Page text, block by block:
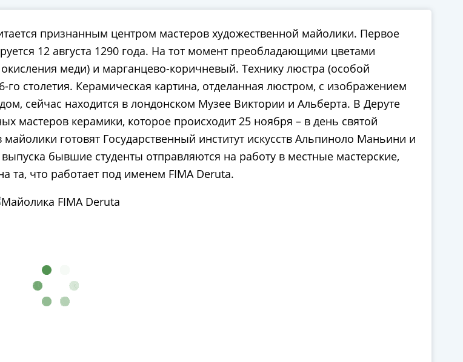
признанным центром мастеров художественной майолики. Первое
12 августа 1290 года. На тот момент преобладающими цветами
меди) и марганцево-коричневый. Технику люстра (особой
столетия. Керамическая картина, отделанная люстром, с изображением
сейчас находится в лондонском Музее Виктории и Альберта. В Деруте
мастеров керамики, которое происходит 25 ноября – в день святой
готовят Государственный институт искусств Альпиноло Маньини и
бывшие студенты отправляются на работу в местные мастерские,
та, что работает под именем FIMA Deruta.